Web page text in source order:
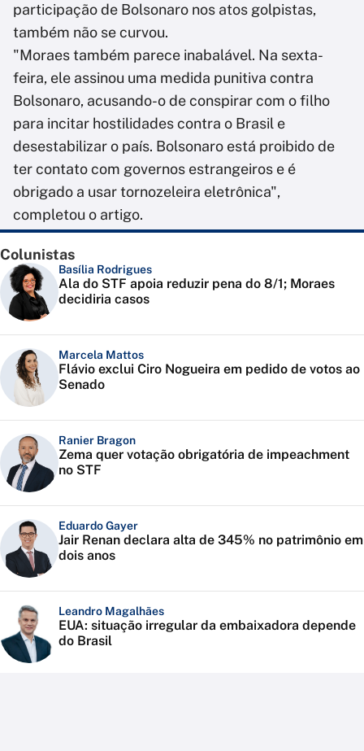
participação de Bolsonaro nos atos golpistas,
também não se curvou.
"Moraes também parece inabalável. Na sexta-
feira, ele assinou uma medida punitiva contra
Bolsonaro, acusando-o de conspirar com o filho
para incitar hostilidades contra o Brasil e
desestabilizar o país. Bolsonaro está proibido de
ter contato com governos estrangeiros e é
obrigado a usar tornozeleira eletrônica",
completou o artigo.
Colunistas
Basília Rodrigues
Ala do STF apoia reduzir pena do 8/1; Moraes
decidiria casos
Marcela Mattos
Flávio exclui Ciro Nogueira em pedido de votos ao
Senado
Ranier Bragon
Zema quer votação obrigatória de impeachment
no STF
Eduardo Gayer
Jair Renan declara alta de 345% no patrimônio em
dois anos
Leandro Magalhães
EUA: situação irregular da embaixadora depende
do Brasil